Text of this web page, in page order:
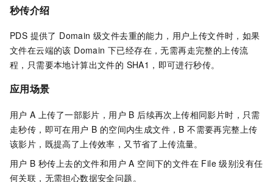
秒传介绍
PDS 提供了 Domain 级文件去重的能力，用户上传文件时，如果
文件在云端的该 Domain 下已经存在，无需再走完整的上传流
程，只需要本地计算出文件的 SHA1，即可进行秒传。
应用场景
用户 A 上传了一部影片，用户 B 后续再次上传相同影片时，只需
走秒传，即可在用户 B 的空间内生成文件，B 不需要再完整上传
该影片，既提高了上传效率，又节省了上传流量。
用户 B 秒传上去的文件和用户 A 空间下的文件在 File 级别没有任
何关联，无需担心数据安全问题。